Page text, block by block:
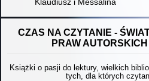
CZAS NA CZYTANIE -
PRAW
Książki o pasji do lektury, wielkich
tych, dla których